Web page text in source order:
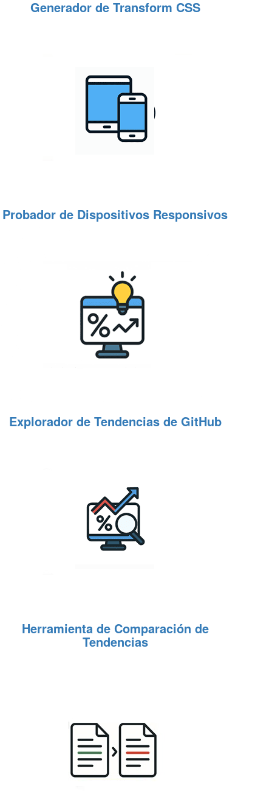
Generador de Transform CSS
Probador de Dispositivos Responsivos
Explorador de Tendencias de GitHub
Herramienta de Comparación de
Tendencias